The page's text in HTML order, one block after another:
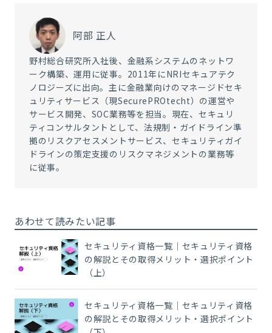
阿部 正人
野村総合研究所入社後、金融系システムのネットワ
ーク構築、運用に従事。2011年にNRIセキュアテク
ノロジーズに出向。主に金融業向けのマネージドセキ
ュリティサービス（現SecurePROtecht）の運営や
サービス開発、SOC業務等を担当。現在、セキュリ
ティコンサルタントとして、法規制・ガイドライン準
拠のリスクアセスメントサービス、セキュリティガイ
ドラインの策定支援のリスクマネジメントの業務等
に従事。
あわせて読みたい記事
セキュリティ資格一覧｜セキュリティ資格
の解説とその取得メリット・選択ポイント
（上）
セキュリティ資格一覧｜セキュリティ資格
の解説とその取得メリット・選択ポイント